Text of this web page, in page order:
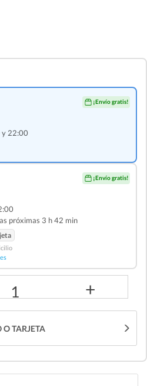
¡Envío gratis!
y 22:00
¡Envío gratis!
próximas 3 h 42 min
1 +
O TARJETA